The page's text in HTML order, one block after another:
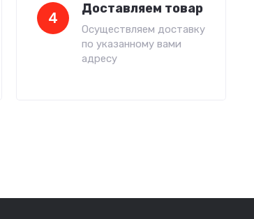
4
Доставляем товар
Осуществляем доставку
по указанному вами
адресу